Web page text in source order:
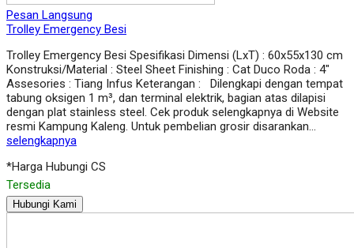
Pesan Langsung
Trolley Emergency Besi
Trolley Emergency Besi Spesifikasi Dimensi (LxT) : 60x55x130 cm
Konstruksi/Material : Steel Sheet Finishing : Cat Duco Roda : 4″
Assesories : Tiang Infus Keterangan : Dilengkapi dengan tempat
tabung oksigen 1 m³, dan terminal elektrik, bagian atas dilapisi
dengan plat stainless steel. Cek produk selengkapnya di Website
resmi Kampung Kaleng. Untuk pembelian grosir disarankan…
selengkapnya
*Harga Hubungi CS
Tersedia
Hubungi Kami